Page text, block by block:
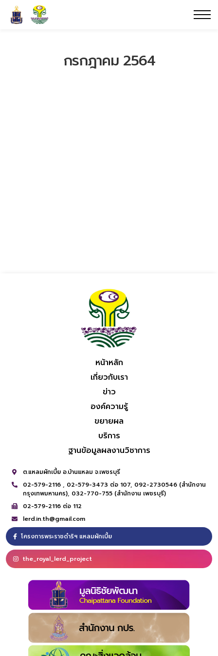
กรกฎาคม 2564
หน้าหลัก
เกี่ยวกับเรา
ข่าว
องค์ความรู้
ขยายผล
บริการ
ฐานข้อมูลผลงานวิชาการ
ต.แหลมผักเบี้ย อ.บ้านแหลม จ.เพชรบุรี
02-579-2116 , 02-579-3473 ต่อ 107, 092-2730546 (สำนักงาน
กรุงเทพมหานคร), 032-770-755 (สำนักงาน เพชรบุรี)
02-579-2116 ต่อ 112
lerd.in.th@gmail.com
โครงการพระราชดำริฯ แหลมผักเบี้ย
the_royal_lerd_project